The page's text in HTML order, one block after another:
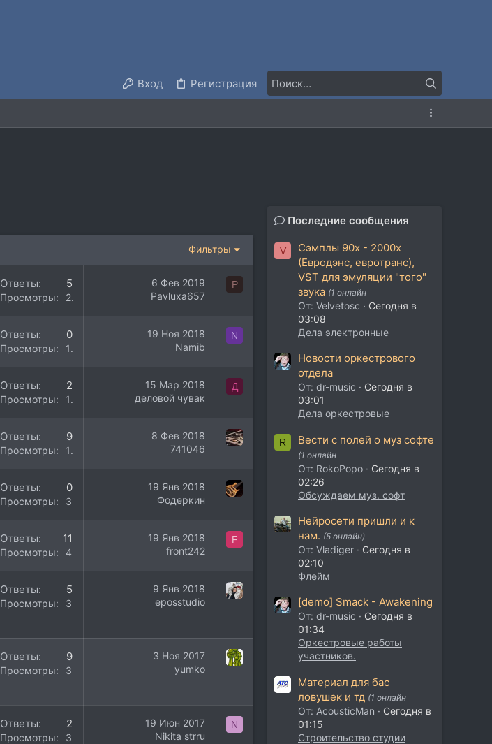
Вход Регистрация
Фильтры
Ответы 5
Просмотры 22K
6 Фев 2019
Pavluxa657
P
Ответы 0
Просмотры 14K
19 Ноя 2018
Namib
N
Ответы 2
Просмотры 13K
15 Мар 2018
деловой чувак
Д
Ответы 9
Просмотры 12K
8 Фев 2018
741046
Ответы 0
Просмотры
19 Янв 2018
Фодеркин
Ответы 11
Просмотры
19 Янв 2018
front242
F
Ответы 5
Просмотры
9 Янв 2018
eposstudio
Ответы 9
Просмотры
3 Ноя 2017
yumko
Ответы 2
Просмотры
19 Июн 2017
Nikita strru
N
Последние сообщения
V
Сэмплы 90х - 2000х
(Евродэнс, евротранс),
VST для эмуляции "того"
звука (1 онлайн
От: Velvetosc
Сегодня в
03:08
Дела электронные
Новости оркестрового
отдела
От: dr-music
Сегодня в
03:01
Дела оркестровые
R Вести с полей о муз софте
(1 онлайн
От: RokoPopo
Сегодня в
02:26
Обсуждаем муз. софт
Нейросети пришли и к
нам. (5 онлайн)
От: Vladiger
Сегодня в
02:10
Флейм
[demo] Smack - Awakening
От: dr-music
Сегодня в
01:34
Оркестровые работы
участников.
Материал для бас
ловушек и тд (1 онлайн
От: AcousticMan
Сегодня в
01:15
Строительство студии